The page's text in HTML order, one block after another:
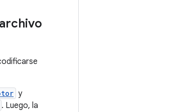
y
. Luego, la